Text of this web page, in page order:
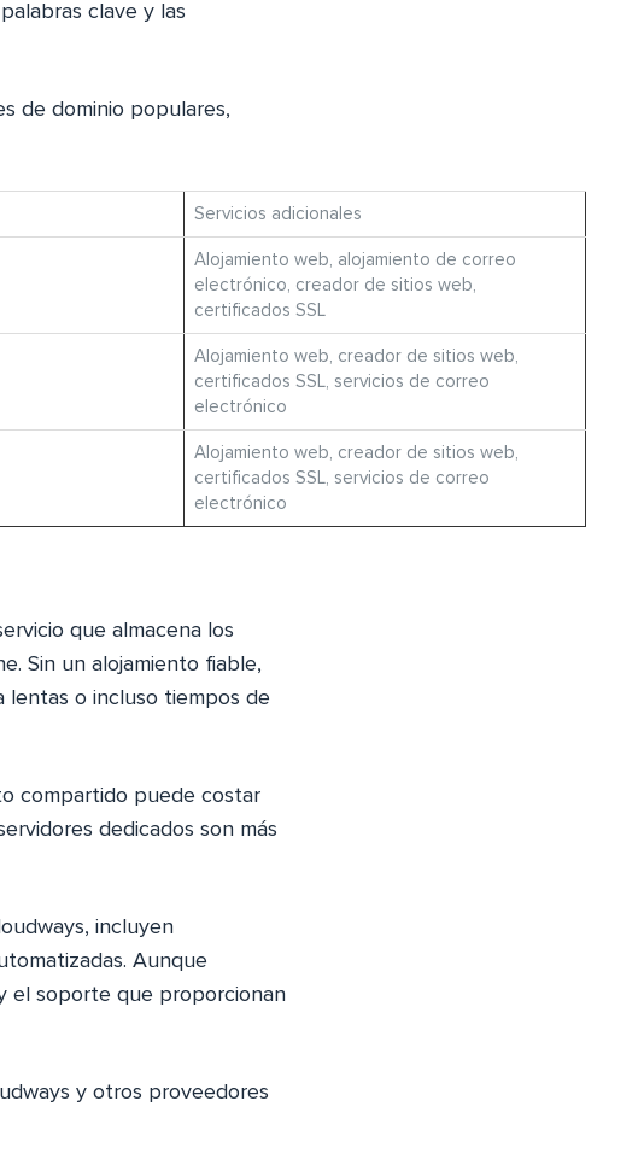
clave y las
de dominio populares,
Servicios adicionales
Alojamiento web, alojamiento de correo
electrónico, creador de sitios web,
certificados SSL
Alojamiento web, creador de sitios web,
certificados SSL, servicios de correo
electrónico
Alojamiento web, creador de sitios web,
certificados SSL, servicios de correo
electrónico
que almacena los
Sin un alojamiento fiable,
lentas o incluso tiempos de
compartido puede costar
dedicados son más
incluyen
Aunque
el soporte que proporcionan
y otros proveedores